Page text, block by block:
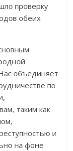
проверку
обеих
объединяет
по
таким как
и
на фоне